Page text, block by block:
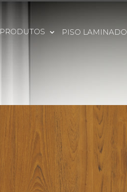
PRODUTOS PISO LAMINADO